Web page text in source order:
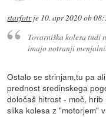
starfotrje 10. apr 2020 ob
Tovarniška kolesa tudi
imajo notranji
Ostalo se strinjam,tu pa
prednost sredinskega
določaš hitrost - moč, hrib
slika kolesa z "motorjem"